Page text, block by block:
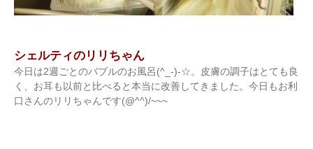
シェルティのリリちゃん
今日は2週ごとのバブルのお風呂(^_-)-☆。皮膚の調子はとても良
く、お耳も以前と比べると本当に改善してきました。今日もお利
口さんのリリちゃんです(@^^)/~~~